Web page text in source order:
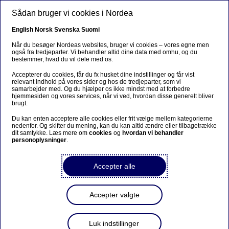
Gå til hovedindhold
Anteeksi...
Sivua ei ole saatavilla suomeksi
Pysy sivulla
suomenkieliselle sivulle
Økonomi
Cheføkonomens hjørne:
Europas store plan
Sådan bruger vi cookies i Nordea
English Norsk Svenska Suomi
Når du besøger Nordeas websites, bruger vi cookies – vores egne men
også fra tredjeparter. Vi behandler altid dine data med omhu, og du
bestemmer, hvad du vil dele med os.
Accepterer du cookies, får du fx husket dine indstillinger og får vist
relevant indhold på vores sider og hos de tredjeparter, som vi
samarbejder med. Og du hjælper os ikke mindst med at forbedre
hjemmesiden og vores services, når vi ved, hvordan disse generelt bliver
brugt.
Du kan enten acceptere alle cookies eller frit vælge mellem kategorierne
nedenfor. Og skifter du mening, kan du kan altid ændre eller tilbagetrække
dit samtykke. Læs mere omcookies og hvordan vi behandler
personoplysninger.
Accepter alle
Accepter valgte
Luk indstillinger